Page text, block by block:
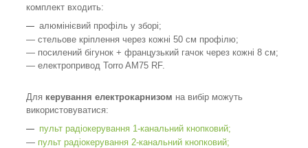
комплект входить:
― алюмінієвий профіль у зборі;
― стельове кріплення через кожні 50 см профілю;
― посилений бігунок + французький гачок через кожні 8 см;
— електропривод Torro AM75 RF.
Для керування електрокарнизом на вибір можуть
використовуватися:
― пульт радіокерування 1-канальний кнопковий;
― пульт радіокерування 2-канальний кнопковий;